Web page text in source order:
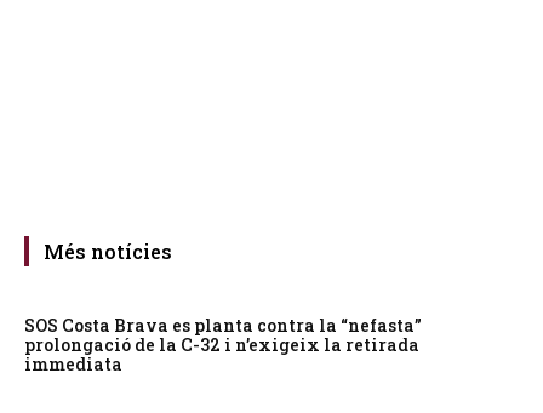
Més notícies
SOS Costa Brava es planta contra la “nefasta”
prolongació de la C-32 i n’exigeix la retirada
immediata